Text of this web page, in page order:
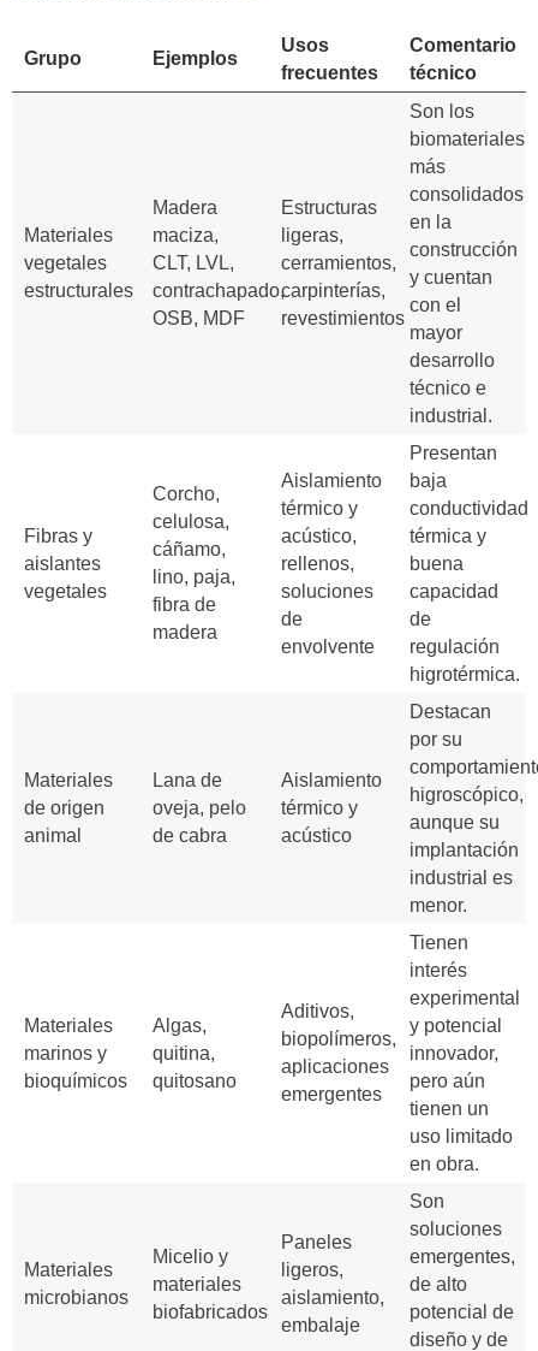
Grupo Ejemplos
Usos
frecuentes
Comentario
técnico
Materiales
vegetales
estructurales
Madera
maciza,
CLT, LVL,
contrachapado,
OSB, MDF
Estructuras
ligeras,
cerramientos,
carpinterías,
revestimientos
Son los
biomateriales
más
consolidados
en la
construcción
y cuentan
con el
mayor
desarrollo
técnico e
industrial.
Fibras y
aislantes
vegetales
Corcho,
celulosa,
cáñamo,
lino, paja,
fibra de
madera
Aislamiento
térmico y
acústico,
rellenos,
soluciones
de
envolvente
Presentan
baja
conductividad
térmica y
buena
capacidad
de
regulación
higrotérmica.
Materiales
de origen
animal
Lana de
oveja, pelo
de cabra
Aislamiento
térmico y
acústico
Destacan
por su
higroscópico,
aunque su
implantación
industrial es
menor.
Materiales
marinos y
bioquímicos
Algas,
quitina,
quitosano
Aditivos,
biopolímeros,
aplicaciones
emergentes
Tienen
interés
experimental
y potencial
innovador,
pero aún
tienen un
uso limitado
en obra.
Materiales
microbianos
Micelio y
materiales
biofabricados
Paneles
ligeros,
aislamiento,
embalaje
Son
soluciones
emergentes,
de alto
potencial de
diseño y de